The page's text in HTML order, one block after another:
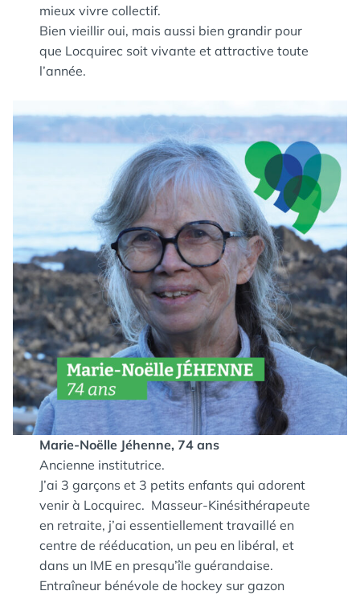
mieux vivre collectif.
Bien vieillir oui, mais aussi bien grandir pour
que Locquirec soit vivante et attractive toute
l’année.
Marie-Noëlle Jéhenne, 74 ans
Ancienne institutrice.
J’ai 3 garçons et 3 petits enfants qui adorent
venir à Locquirec. Masseur-Kinésithérapeute
en retraite, j’ai essentiellement travaillé en
centre de rééducation, un peu en libéral, et
dans un IME en presqu’île guérandaise.
Entraîneur bénévole de hockey sur gazon